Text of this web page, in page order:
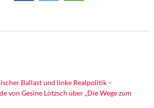
Ballast und linke Realpolitik –
von Gesine Lötzsch über „Die Wege zum